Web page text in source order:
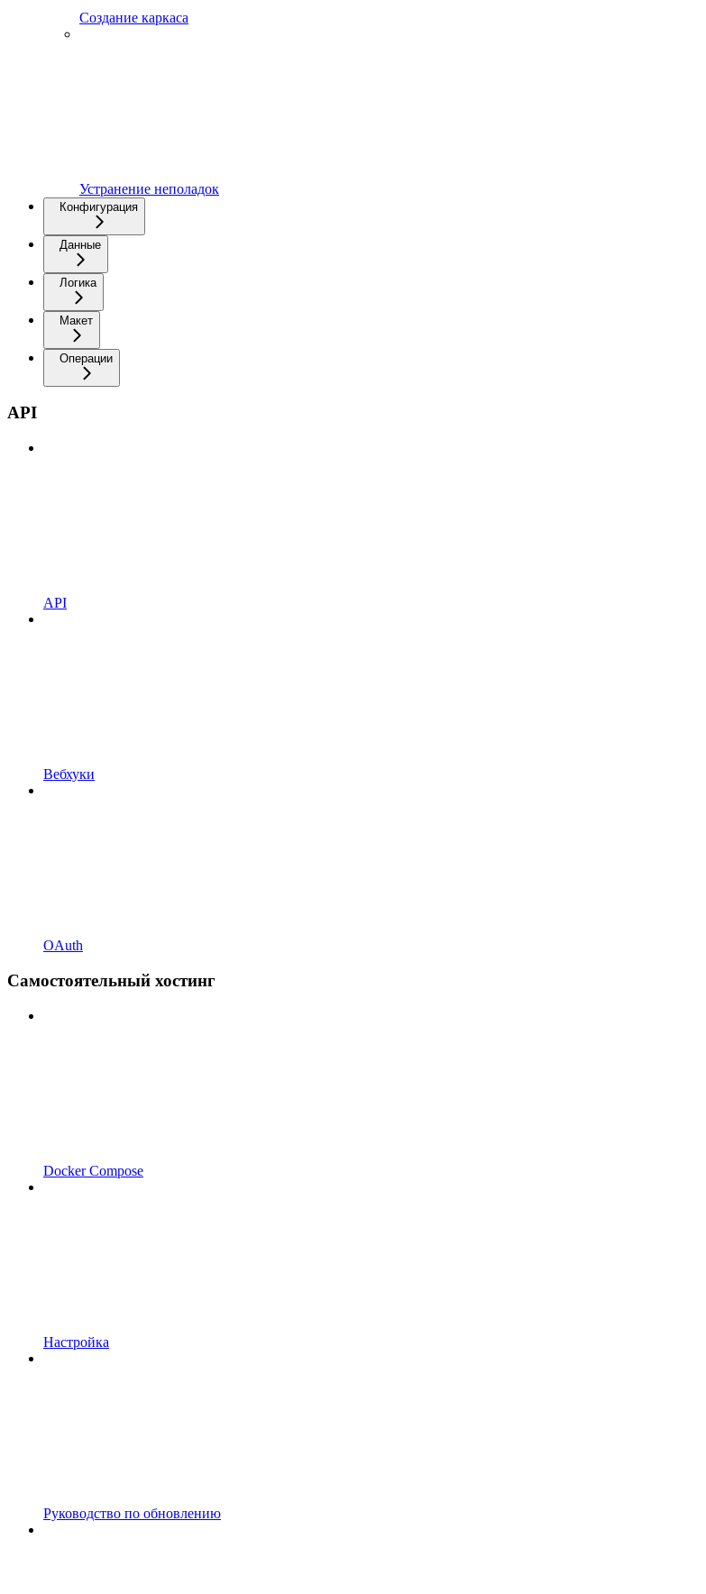
Создание каркаса
Устранение неполадок
Конфигурация
Данные
Логика
Макет
Операции
API
API
Вебхуки
OAuth
Самостоятельный хостинг
Docker Compose
Настройка
Руководство по обновлению